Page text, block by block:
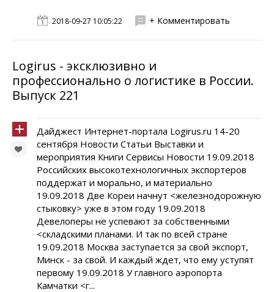
2018-09-27 10:05:22 + Комментировать
Logirus - эксклюзивно и
профессионально о логистике в России.
Выпуск 221
Дайджест Интернет-портала Logirus.ru 14-20
сентября Новости Статьи Выставки и
мероприятия Книги Сервисы Новости 19.09.2018
Российских высокотехнологичных экспортеров
поддержат и морально, и материально
19.09.2018 Две Кореи начнут <железнодорожную
стыковку> уже в этом году 19.09.2018
Девелоперы не успевают за собственными
<складскими планами. И так по всей стране
19.09.2018 Москва заступается за свой экспорт,
Минск - за свой. И каждый ждет, что ему уступят
первому 19.09.2018 У главного аэропорта
Камчатки <г...